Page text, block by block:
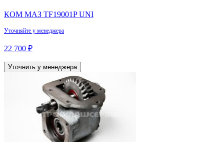
КОМ МАЗ TF19001P UNI
Уточняйте у менеджера
22 700 ₽
Уточнить у менеджера